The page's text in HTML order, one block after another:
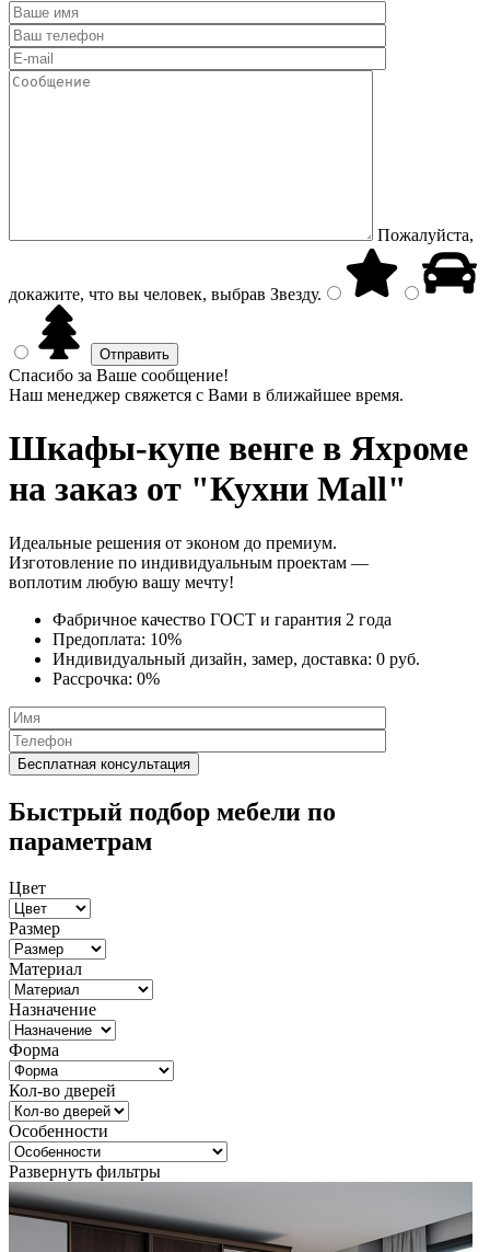
Пожалуйста,
докажите, что вы человек, выбрав Звезду.
Спасибо за Ваше сообщение!
Наш менеджер свяжется с Вами в ближайшее время.
Шкафы-купе венге в Яхроме
на заказ от "Кухни Mall"
Идеальные решения от эконом до премиум.
Изготовление по индивидуальным проектам —
воплотим любую вашу мечту!
Фабричное качество ГОСТ и гарантия 2 года
Предоплата: 10%
Индивидуальный дизайн, замер, доставка: 0 руб.
Рассрочка: 0%
Быстрый подбор мебели по
параметрам
Цвет
Размер
Материал
Назначение
Форма
Кол-во дверей
Особенности
Развернуть фильтры